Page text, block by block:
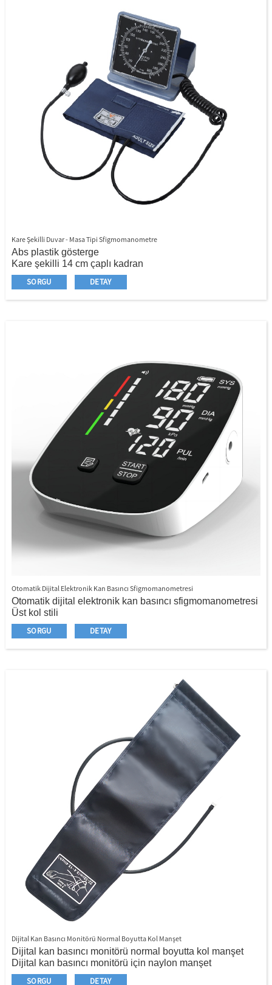
Kare Şekilli Duvar - Masa Tipi Sfigmomanometre
Abs plastik gösterge
Kare şekilli 14 cm çaplı kadran
Kolay okuma için ön ve arka ayarlanabilir
Mevcut her türlü manşet
Çift tüp yetişkin lateks mesane
SORGU DETAY
Otomatik Dijital Elektronik Kan Basıncı Sfigmomanometresi
Otomatik dijital elektronik kan basıncı sfigmomanometresi
Üst kol stili
Büyük LED dokunmatik ekran
Akıllı Ses Yayını
Otomatik ölçüm ve otomatik kapatma
SORGU DETAY
Dijital Kan Basıncı Monitörü Normal Boyutta Kol Manşet
Dijital kan basıncı monitörü normal boyutta kol manşet
Dijital kan basıncı monitörü için naylon manşet
Manşeti sabitlemek için metal yüzük
SORGU DETAY